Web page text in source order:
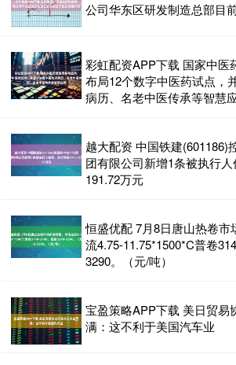
公司华东区研发制造总部目
彩虹配资APP下载 国家中医
布局12个数字中医药试点，
病历、名老中医传承等智慧
越大配资 中国铁建(601186)
团有限公司新增1条被执行
191.72万元
恒盛优配 7月8日唐山热卷市
流4.75-11.75*1500*C普卷
3290。（元/吨）
宝盈策略APP下载 美日贸易
满：这不利于美国汽车业